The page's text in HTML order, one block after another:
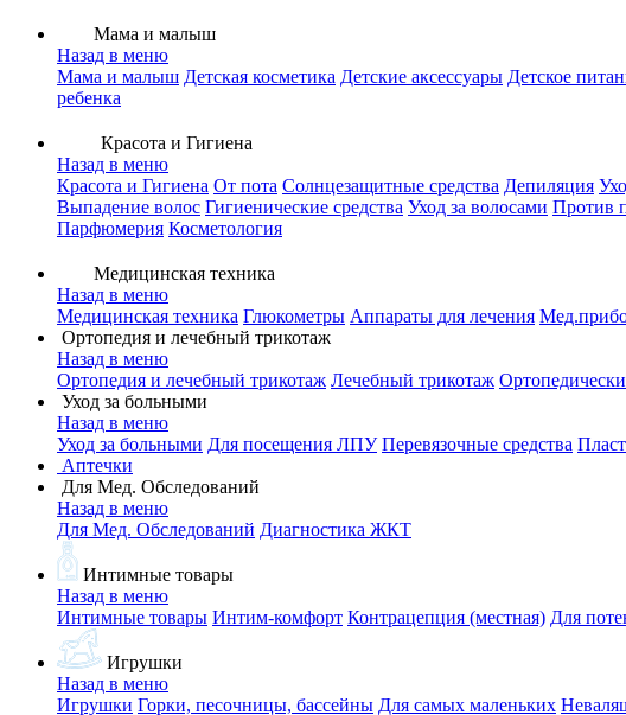
Мама и малыш
Назад в меню
Мама и малыш Детская косметика Детские аксессуары Детское
ребенка
Красота и Гигиена
Назад в меню
Красота и Гигиена От пота Солнцезащитные средства Депиляция
Выпадение волос Гигиенические средства Уход за волосами Против
Парфюмерия Косметология
Медицинская техника
Назад в меню
Медицинская техника Глюкометры Аппараты для лечения
Ортопедия и лечебный трикотаж
Назад в меню
Ортопедия и лечебный трикотаж Лечебный трикотаж
Уход за больными
Назад в меню
Уход за больными Для посещения ЛПУ Перевязочные средства
Аптечки
Для Мед. Обследований
Назад в меню
Для Мед. Обследований Диагностика ЖКТ
Интимные товары
Назад в меню
Интимные товары Интим-комфорт Контрацепция (местная) Для
Игрушки
Назад в меню
Игрушки Горки, песочницы, бассейны Для самых маленьких